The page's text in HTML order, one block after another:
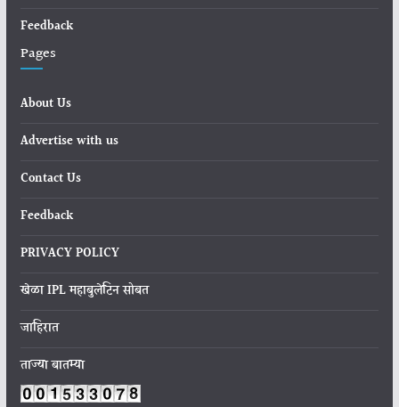
Feedback
Pages
About Us
Advertise with us
Contact Us
Feedback
PRIVACY POLICY
खेळा IPL महाबुलेटिन सोबत
जाहिरात
ताज्या बातम्या